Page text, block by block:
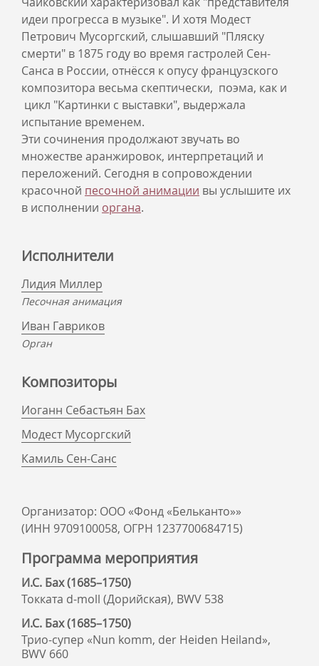
идеи прогресса в музыке". И хотя Модест
Петрович Мусоргский, слышавший "Пляску
смерти" в 1875 году во время гастролей Сен-
Санса в России, отнёсся к опусу французского
композитора весьма скептически, поэма, как и
цикл "Картинки с выставки", выдержала
испытание временем.
Эти сочинения продолжают звучать во
множестве аранжировок, интерпретаций и
переложений. Сегодня в сопровождении
красочной песочной анимации вы услышите их
в исполнении органа.
Исполнители
Лидия Миллер
Песочная анимация
Иван Гавриков
Орган
Композиторы
Иоганн Себастьян Бах
Модест Мусоргский
Камиль Сен-Санс
Организатор: ООО «Фонд «Бельканто»»
(ИНН 9709100058, ОГРН 1237700684715)
Программа мероприятия
И.С. Бах (1685–1750)
Токката d-moll (Дорийская), BWV 538
И.С. Бах (1685–1750)
Трио-супер «Nun komm, der Heiden Heiland»,
BWV 660